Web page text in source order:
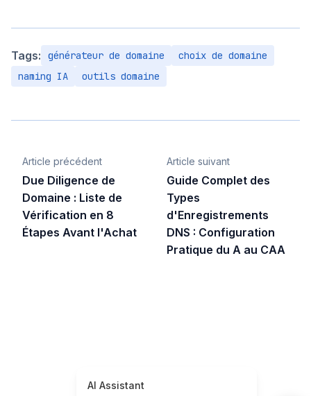
Tags: générateur de domaine
choix de domaine
naming IA
outils domaine
Article précédent
Due Diligence de
Domaine : Liste de
Vérification en 8
Étapes Avant l'Achat
Article suivant
Guide Complet des
Types
d'Enregistrements
DNS : Configuration
Pratique du A au CAA